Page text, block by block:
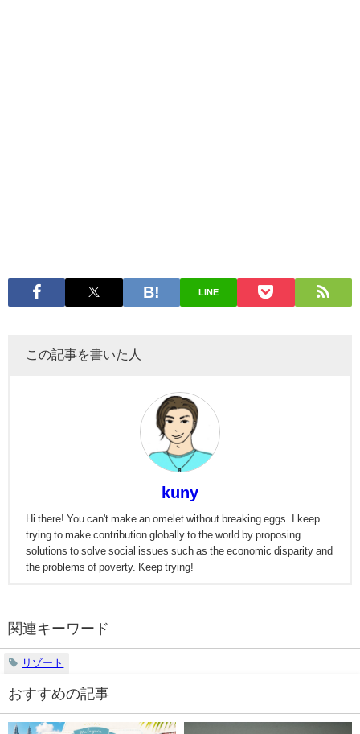
LINE
この記事を書いた人
kuny
Hi there! You can't make an omelet without breaking eggs. I keep
trying to make contribution globally to the world by proposing
solutions to solve social issues such as the economic disparity and
the problems of poverty. Keep trying!
関連キーワード
リゾート
おすすめの記事